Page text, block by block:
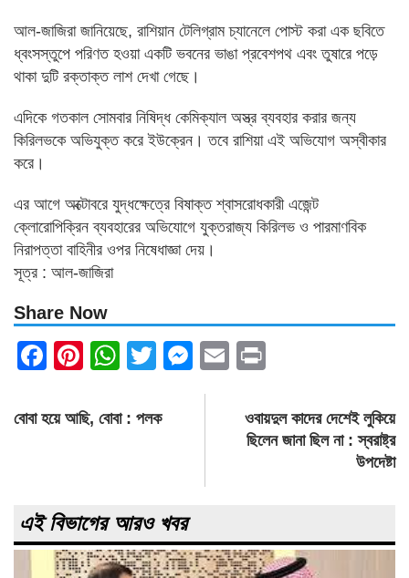
আল-জাজিরা জানিয়েছে, রাশিয়ান টেলিগ্রাম চ্যানেলে পোস্ট করা এক ছবিতে
ধ্বংসস্তুপে পরিণত হওয়া একটি ভবনের ভাঙা প্রবেশপথ এবং তুষারে পড়ে
থাকা দুটি রক্তাক্ত লাশ দেখা গেছে।
এদিকে গতকাল সোমবার নিষিদ্ধ কেমিক্যাল অস্ত্র ব্যবহার করার জন্য
কিরিলভকে অভিযুক্ত করে ইউক্রেন। তবে রাশিয়া এই অভিযোগ অস্বীকার
করে।
এর আগে অক্টোবরে যুদ্ধক্ষেত্রে বিষাক্ত শ্বাসরোধকারী এজেন্ট
ক্লোরোপিক্রিন ব্যবহারের অভিযোগে যুক্তরাজ্য কিরিলভ ও পারমাণবিক
নিরাপত্তা বাহিনীর ওপর নিষেধাজ্ঞা দেয়।
সূত্র : আল-জাজিরা
Share Now
Facebook
Pinterest
WhatsApp
TwitterMessenger
Email
navigation
বোবা হয়ে আছি, বোবা : পলক
ওবায়দুল কাদের দেশেই লুকিয়ে
ছিলেন জানা ছিল না : স্বরাষ্ট্র
উপদেষ্টা
এই বিভাগের আরও খবর